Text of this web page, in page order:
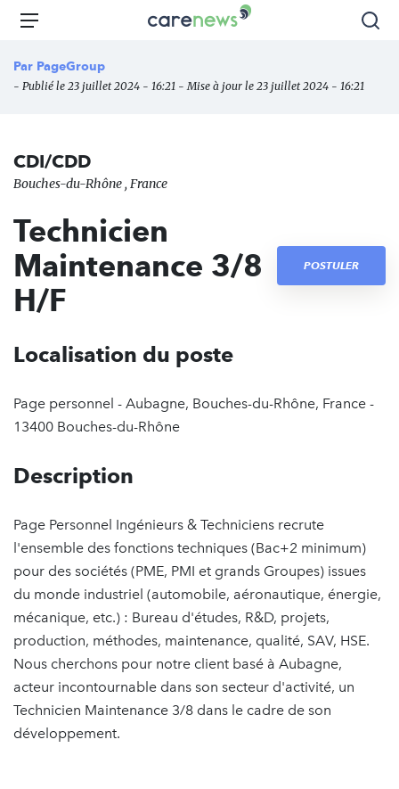
Aller
principal
Carenews,
des
Menu
Par PageGroup
- Publié le 23 juillet 2024 - 16:21 - Mise à jour le 23 juillet 2024 - 16:21
CDI/CDD
Bouches-du-Rhône , France
Technicien
Maintenance 3/8
H/F
POSTULER
Localisation du poste
Page personnel - Aubagne, Bouches-du-Rhône, France -
13400 Bouches-du-Rhône
Description
Page Personnel Ingénieurs & Techniciens recrute
l'ensemble des fonctions techniques (Bac+2 minimum)
pour des sociétés (PME, PMI et grands Groupes) issues
du monde industriel (automobile, aéronautique, énergie,
mécanique, etc.) : Bureau d'études, R&D, projets,
production, méthodes, maintenance, qualité, SAV, HSE.
Nous cherchons pour notre client basé à Aubagne,
acteur incontournable dans son secteur d'activité, un
Technicien Maintenance 3/8 dans le cadre de son
développement.